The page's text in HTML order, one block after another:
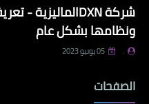
ونظامها بشكل عام
. 05 يونيو 2023
الصفحات